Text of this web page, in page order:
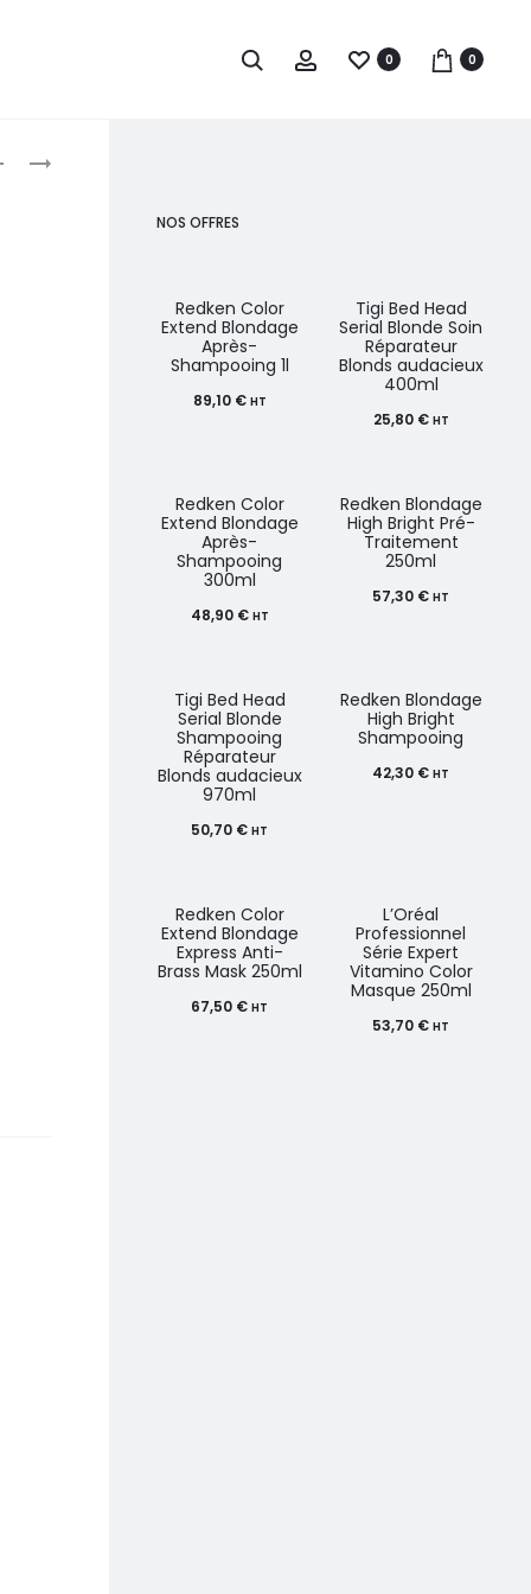
0 0
navigation
L’ORÉAL
NOS OFFRES
Redken Color
Extend Blondage
Après-
Shampooing 1l
89,10 € HT
Tigi Bed Head
Serial Blonde Soin
Réparateur
Blonds audacieux
400ml
25,80 € HT
Redken Color
Extend Blondage
Après-
Shampooing
300ml
48,90 € HT
Redken Blondage
High Bright Pré-
Traitement
250ml
57,30 € HT
Tigi Bed Head
Serial Blonde
Shampooing
Réparateur
Blonds audacieux
970ml
50,70 € HT
Redken Blondage
High Bright
Shampooing
42,30 € HT
Redken Color
Extend Blondage
Express Anti-
Brass Mask 250ml
67,50 € HT
L’Oréal
Professionnel
Série Expert
Vitamino Color
Masque 250ml
53,70 € HT